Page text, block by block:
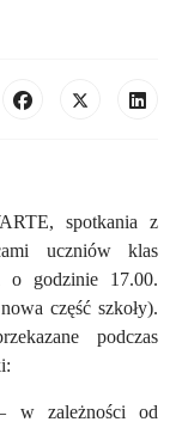
spotkania z
uczniów klas
o godzinie 17.00.
część szkoły).
podczas
w zależności od